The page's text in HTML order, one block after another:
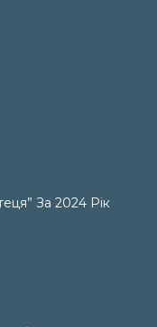
За 2024 Рік